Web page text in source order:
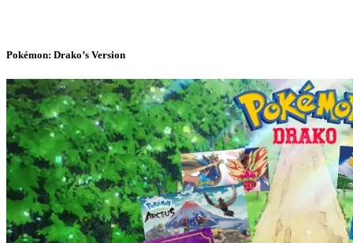
Pokémon: Drako’s Version